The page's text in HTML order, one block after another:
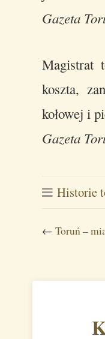
Gazeta
Magistrat
koszta,
kołowej i
Gazeta
Historie
←Toruń –